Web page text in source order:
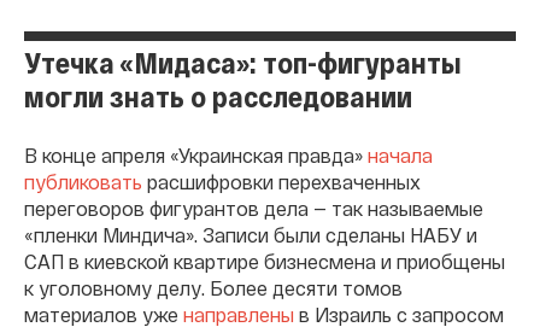
Утечка «Мидаса»: топ-фигуранты
могли знать о расследовании
В конце апреля «Украинская правда» начала
публиковать расшифровки перехваченных
переговоров фигурантов дела — так называемые
«пленки Миндича». Записи были сделаны НАБУ и
САП в киевской квартире бизнесмена и приобщены
к уголовному делу. Более десяти томов
материалов уже направлены в Израиль с запросом